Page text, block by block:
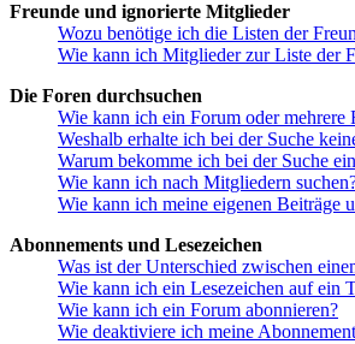
Freunde und ignorierte Mitglieder
Wozu benötige ich die Listen der
Wie kann ich Mitglieder zur Liste der
Die Foren durchsuchen
Wie kann ich ein Forum oder mehrere
Weshalb erhalte ich bei der Suche
Warum bekomme ich bei der Suche
Wie kann ich nach Mitgliedern
Wie kann ich meine eigenen Beiträge
Abonnements und Lesezeichen
Was ist der Unterschied zwischen
Wie kann ich ein Lesezeichen auf ein
Wie kann ich ein Forum abonnieren?
Wie deaktiviere ich meine